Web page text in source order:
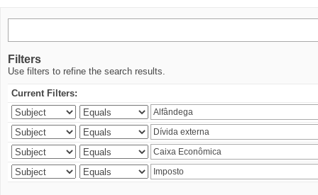
Filters
Use filters to refine the search results.
Current Filters: